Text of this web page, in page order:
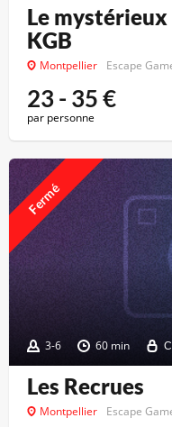
Le
KGB
Montpellier Escape
23 - 35€
par personne
3-6 60 min
Fermé
Les Recrues
Montpellier Escape